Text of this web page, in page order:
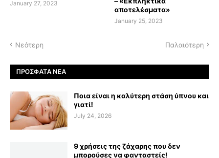
January 27, 2023
αποτελέσματα»
January 25, 2023
Νεότερη Παλαιότερη
ΠΡΌΣΦΑΤΑ ΝΈΑ
Ποια είναι η καλύτερη στάση ύπνου και
γιατί!
July 24, 2026
9 χρήσεις της ζάχαρης που δεν
μπορούσες να φανταστείς!